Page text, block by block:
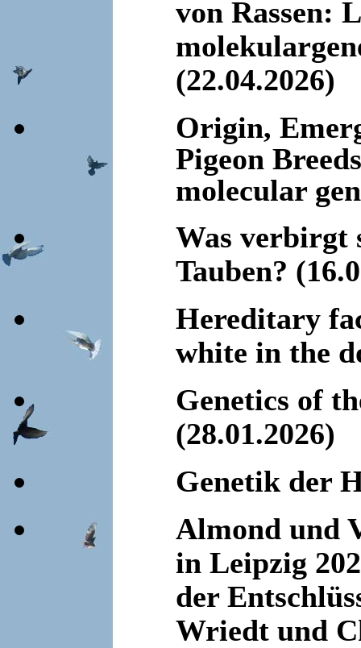
von Rassen:
(22.04.2026)
Origin,
Pigeon
molecular
Was verbirgt
Tauben?
Hereditary
white in the
Genetics of
(28.01.2026)
Genetik der
Almond und
in Leipzig
der
Wriedt und